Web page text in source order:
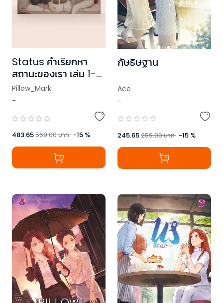
Status คำเรียกหา
สถานะของเรา เล่ม 1-2
(2 เล่มจบ)
Pillow_Mark
-
483.65569.00บาท -15 %
กัษธิษฐาน
Ace
-
245.65289.00บาท -15 %